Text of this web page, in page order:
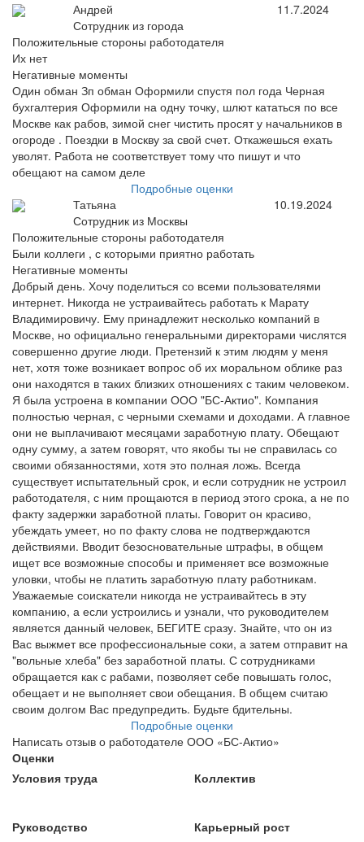
Андрей
Сотрудник из города
11.7.2024
Положительные стороны работодателя
Их нет
Негативные моменты
Один обман Зп обман Оформили спустя пол года Черная
бухгалтерия Оформили на одну точку, шлют кататься по все
Москве как рабов, зимой снег чистить просят у начальников в
огороде . Поездки в Москву за свой счет. Откажешься ехать
уволят. Работа не соответствует тому что пишут и что
обещают на самом деле
Подробные оценки
Татьяна
Сотрудник из Москвы
10.19.2024
Положительные стороны работодателя
Были коллеги , с которыми приятно работать
Негативные моменты
Добрый день. Хочу поделиться со всеми пользователями
интернет. Никогда не устраивайтесь работать к Марату
Владимировичу. Ему принадлежит несколько компаний в
Москве, но официально генеральными директорами числятся
совершенно другие люди. Претензий к этим людям у меня
нет, хотя тоже возникает вопрос об их моральном облике раз
они находятся в таких близких отношениях с таким человеком.
Я была устроена в компании ООО "БС-Актио". Компания
полностью черная, с черными схемами и доходами. А главное
они не выплачивают месяцами заработную плату. Обещают
одну сумму, а затем говорят, что якобы ты не справилась со
своими обязанностями, хотя это полная ложь. Всегда
существует испытательный срок, и если сотрудник не устроил
работодателя, с ним прощаются в период этого срока, а не по
факту задержки заработной платы. Говорит он красиво,
убеждать умеет, но по факту слова не подтверждаются
действиями. Вводит безосновательные штрафы, в общем
ищет все возможные способы и применяет все возможные
уловки, чтобы не платить заработную плату работникам.
Уважаемые соискатели никогда не устраивайтесь в эту
компанию, а если устроились и узнали, что руководителем
является данный человек, БЕГИТЕ сразу. Знайте, что он из
Вас выжмет все профессиональные соки, а затем отправит на
"вольные хлеба" без заработной платы. С сотрудниками
обращается как с рабами, позволяет себе повышать голос,
обещает и не выполняет свои обещания. В общем считаю
своим долгом Вас предупредить. Будьте бдительны.
Подробные оценки
Написать отзыв о работодателе ООО «БС-Актио»
Оценки
Условия труда
Коллектив
Руководство Карьерный рост